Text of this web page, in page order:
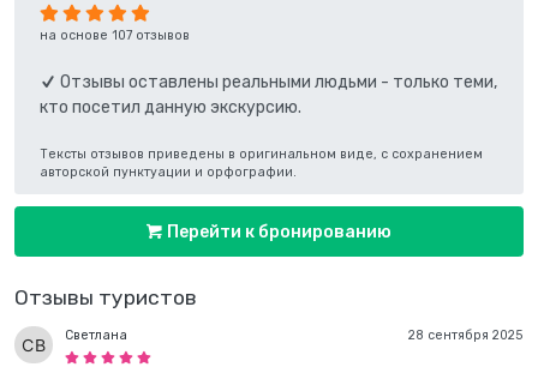
Отзывы туристов
28 сентября 2025
Светлана
на основе 107 отзывов
Отзывы оставлены реальными людьми - только теми,
кто посетил данную экскурсию.
Тексты отзывов приведены в оригинальном виде, с сохранением
авторской пунктуации и орфографии.
Перейти к бронированию